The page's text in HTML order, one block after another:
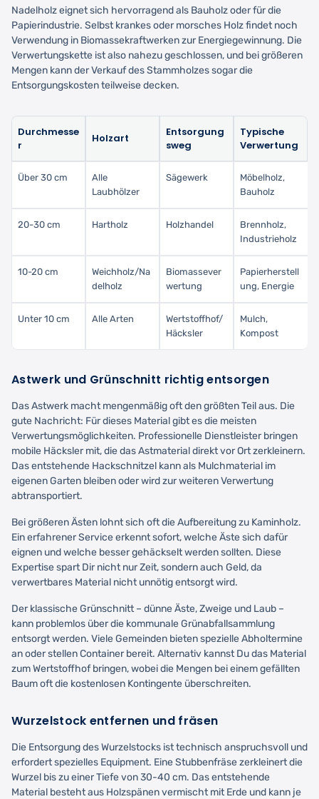
Nadelholz eignet sich hervorragend als Bauholz oder für die
Papierindustrie. Selbst krankes oder morsches Holz findet noch
Verwendung in Biomassekraftwerken zur Energiegewinnung. Die
Verwertungskette ist also nahezu geschlossen, und bei größeren
Mengen kann der Verkauf des Stammholzes sogar die
Entsorgungskosten teilweise decken.
Durchmesse
r
Holzart
Entsorgung
sweg
Typische
Verwertung
Über 30 cm
Alle
Laubhölzer
Sägewerk
Möbelholz,
Bauholz
20-30 cm Hartholz Holzhandel
Brennholz,
Industrieholz
10-20 cm
Weichholz/Na
delholz
Biomassever
wertung
Papierherstell
ung, Energie
Unter 10 cm Alle Arten
Wertstoffhof/
Häcksler
Mulch,
Kompost
Astwerk und Grünschnitt richtig entsorgen
Das Astwerk macht mengenmäßig oft den größten Teil aus. Die
gute Nachricht: Für dieses Material gibt es die meisten
Verwertungsmöglichkeiten. Professionelle Dienstleister bringen
mobile Häcksler mit, die das Astmaterial direkt vor Ort zerkleinern.
Das entstehende Hackschnitzel kann als Mulchmaterial im
eigenen Garten bleiben oder wird zur weiteren Verwertung
abtransportiert.
Bei größeren Ästen lohnt sich oft die Aufbereitung zu Kaminholz.
Ein erfahrener Service erkennt sofort, welche Äste sich dafür
eignen und welche besser gehäckselt werden sollten. Diese
Expertise spart Dir nicht nur Zeit, sondern auch Geld, da
verwertbares Material nicht unnötig entsorgt wird.
Der klassische Grünschnitt – dünne Äste, Zweige und Laub –
kann problemlos über die kommunale Grünabfallsammlung
entsorgt werden. Viele Gemeinden bieten spezielle Abholtermine
an oder stellen Container bereit. Alternativ kannst Du das Material
zum Wertstoffhof bringen, wobei die Mengen bei einem gefällten
Baum oft die kostenlosen Kontingente überschreiten.
Wurzelstock entfernen und fräsen
Die Entsorgung des Wurzelstocks ist technisch anspruchsvoll und
erfordert spezielles Equipment. Eine Stubbenfräse zerkleinert die
Wurzel bis zu einer Tiefe von 30-40 cm. Das entstehende
Material besteht aus Holzspänen vermischt mit Erde und kann je